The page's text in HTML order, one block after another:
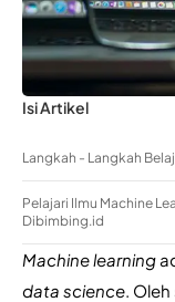
Isi Artikel
Langkah - Langkah
Pelajari Ilmu Machine
Dibimbing.id
Machine learning
data science.